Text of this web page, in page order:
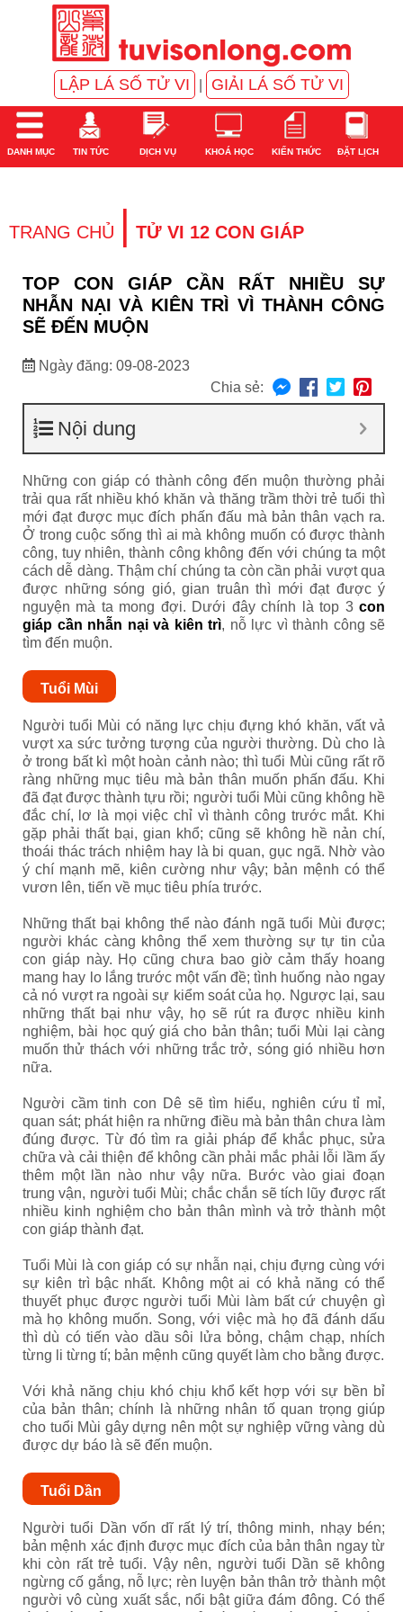
LẬP LÁ SỐ TỬ VI GIẢI LÁ SỐ TỬ VI
DANH MỤC TIN TỨC DỊCH VỤ KHOÁ HỌC KIẾN THỨC ĐẶT LỊCH
TRANG CHỦ | TỬ VI 12 CON GIÁP
TOP CON GIÁP CẦN RẤT NHIỀU SỰ
NHẪN NẠI VÀ KIÊN TRÌ VÌ THÀNH CÔNG
SẼ ĐẾN MUỘN
Ngày đăng: 09-08-2023
Chia sẻ:
Nội dung
Những con giáp có thành công đến muộn thường phải
trải qua rất nhiều khó khăn và thăng trầm thời trẻ tuổi thì
mới đạt được mục đích phấn đấu mà bản thân vạch ra.
Ở trong cuộc sống thì ai mà không muốn có được thành
công, tuy nhiên, thành công không đến với chúng ta một
cách dễ dàng. Thậm chí chúng ta còn cần phải vượt qua
được những sóng gió, gian truân thì mới đạt được ý
nguyện mà ta mong đợi. Dưới đây chính là top 3 con
giáp cần nhẫn nại và kiên trì, nỗ lực vì thành công sẽ
tìm đến muộn.
Tuổi Mùi
Người tuổi Mùi có năng lực chịu đựng khó khăn, vất vả
vượt xa sức tưởng tượng của người thường. Dù cho là
ở trong bất kì một hoàn cảnh nào; thì tuổi Mùi cũng rất rõ
ràng những mục tiêu mà bản thân muốn phấn đấu. Khi
đã đạt được thành tựu rồi; người tuổi Mùi cũng không hề
đắc chí, lơ là mọi việc chỉ vì thành công trước mắt. Khi
gặp phải thất bại, gian khổ; cũng sẽ không hề nản chí,
thoái thác trách nhiệm hay là bi quan, gục ngã. Nhờ vào
ý chí mạnh mẽ, kiên cường như vậy; bản mệnh có thể
vươn lên, tiến về mục tiêu phía trước.
Những thất bại không thể nào đánh ngã tuổi Mùi được;
người khác càng không thể xem thường sự tự tin của
con giáp này. Họ cũng chưa bao giờ cảm thấy hoang
mang hay lo lắng trước một vấn đề; tình huống nào ngay
cả nó vượt ra ngoài sự kiểm soát của họ. Ngược lại, sau
những thất bại như vậy, họ sẽ rút ra được nhiều kinh
nghiệm, bài học quý giá cho bản thân; tuổi Mùi lại càng
muốn thử thách với những trắc trở, sóng gió nhiều hơn
nữa.
Người cầm tinh con Dê sẽ tìm hiểu, nghiên cứu tỉ mỉ,
quan sát; phát hiện ra những điều mà bản thân chưa làm
đúng được. Từ đó tìm ra giải pháp để khắc phục, sửa
chữa và cải thiện để không cần phải mắc phải lỗi lầm ấy
thêm một lần nào như vậy nữa. Bước vào giai đoạn
trung vận, người tuổi Mùi; chắc chắn sẽ tích lũy được rất
nhiều kinh nghiệm cho bản thân mình và trở thành một
con giáp thành đạt.
Tuổi Mùi là con giáp có sự nhẫn nại, chịu đựng cùng với
sự kiên trì bậc nhất. Không một ai có khả năng có thể
thuyết phục được người tuổi Mùi làm bất cứ chuyện gì
mà họ không muốn. Song, với việc mà họ đã đánh dấu
thì dù có tiến vào dầu sôi lửa bỏng, chậm chạp, nhích
từng li từng tí; bản mệnh cũng quyết làm cho bằng được.
Với khả năng chịu khó chịu khổ kết hợp với sự bền bỉ
của bản thân; chính là những nhân tố quan trọng giúp
cho tuổi Mùi gây dựng nên một sự nghiệp vững vàng dù
được dự báo là sẽ đến muộn.
Tuổi Dần
Người tuổi Dần vốn dĩ rất lý trí, thông minh, nhạy bén;
bản mệnh xác định được mục đích của bản thân ngay từ
khi còn rất trẻ tuổi. Vậy nên, người tuổi Dần sẽ không
ngừng cố gắng, nỗ lực; rèn luyện bản thân trở thành một
người vô cùng xuất sắc, nổi bật giữa đám đông. Có thể